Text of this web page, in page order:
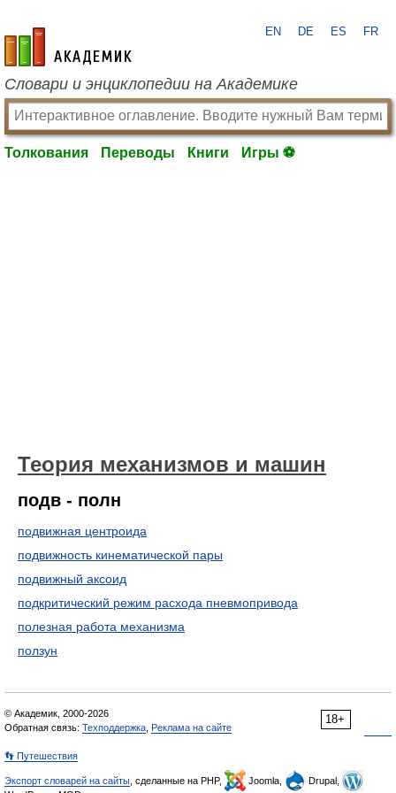
academic.ru
EN DE ES FR
Словари и энциклопедии на Академике
Толкования Переводы Книги Игры ⚽
Теория механизмов и машин
подв - полн
подвижная центроида
подвижность кинематической пары
подвижный аксоид
подкритический режим расхода пневмопривода
полезная работа механизма
ползун
18+
© Академик, 2000-2026
Обратная связь: Техподдержка Реклама на сайте
👣 Путешествия
Экспорт словарей на сайты , сделанные на PHP, Joomla,
Drupal,